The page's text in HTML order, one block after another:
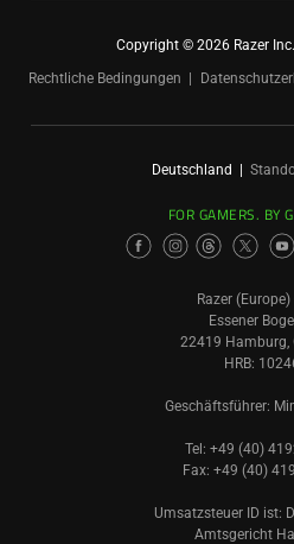
Copyright © 2026 Razer
Rechtliche Bedingungen
Deutschland |
FOR GAMERS. BY
Razer (Europe)
Essener
22419 Hamburg,
HRB:
Geschäftsführer:
Tel: +49 (40)
Fax: +49 (40)
Umsatzsteuer ID ist:
Amtsgericht